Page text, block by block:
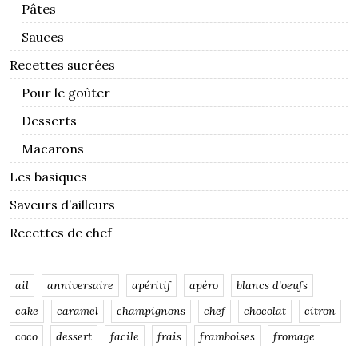
Pâtes
Sauces
Recettes sucrées
Pour le goûter
Desserts
Macarons
Les basiques
Saveurs d’ailleurs
Recettes de chef
ail anniversaire apéritif apéro
blancs d'oeufs
cake
caramel champignons chef chocolat
citron
coco
dessert facile frais framboises
fromage